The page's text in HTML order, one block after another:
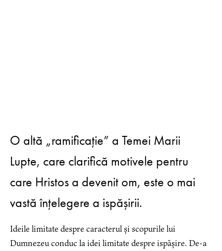
O altă „ramificație” a Temei Marii
Lupte, care clarifică motivele pentru
care Hristos a devenit om, este o mai
vastă înțelegere a ispășirii.
Ideile limitate despre caracterul și scopurile lui
Dumnezeu conduc la idei limitate despre ispășire. De-a